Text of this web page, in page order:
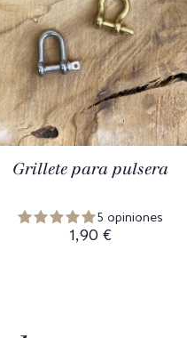
Grillete para pulsera
5 opiniones
1,90 €